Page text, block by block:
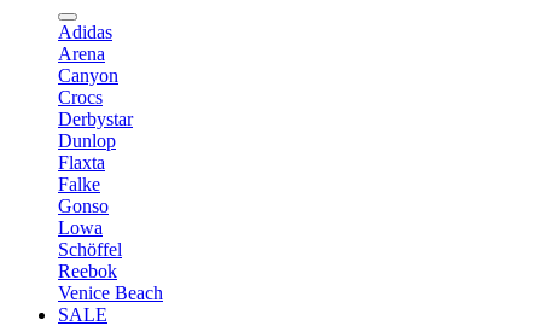
Adidas
Arena
Canyon
Crocs
Derbystar
Dunlop
Flaxta
Falke
Gonso
Lowa
Schöffel
Reebok
Venice Beach
SALE